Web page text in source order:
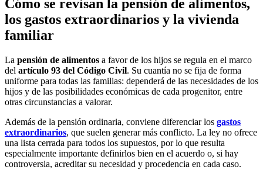
Cómo se revisan la pensión de alimentos,
los gastos extraordinarios y la vivienda
familiar
La pensión de alimentos a favor de los hijos se regula en el marco
del artículo 93 del Código Civil. Su cuantía no se fija de forma
uniforme para todas las familias: dependerá de las necesidades de los
hijos y de las posibilidades económicas de cada progenitor, entre
otras circunstancias a valorar.
Además de la pensión ordinaria, conviene diferenciar los gastos
extraordinarios, que suelen generar más conflicto. La ley no ofrece
una lista cerrada para todos los supuestos, por lo que resulta
especialmente importante definirlos bien en el acuerdo o, si hay
controversia, acreditar su necesidad y procedencia en cada caso.